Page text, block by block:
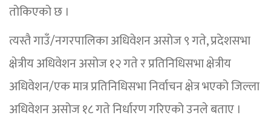
तोकिएको छ ।
त्यस्तै गाउँ/नगरपालिका अधिवेशन असोज ९ गते, प्रदेशसभा
क्षेत्रीय अधिवेशन असोज १२ गते र प्रतिनिधिसभा क्षेत्रीय
अधिवेशन/एक मात्र प्रतिनिधिसभा निर्वाचन क्षेत्र भएको जिल्ला
अधिवेशन असोज १८ गते निर्धारण गरिएको उनले बताए ।